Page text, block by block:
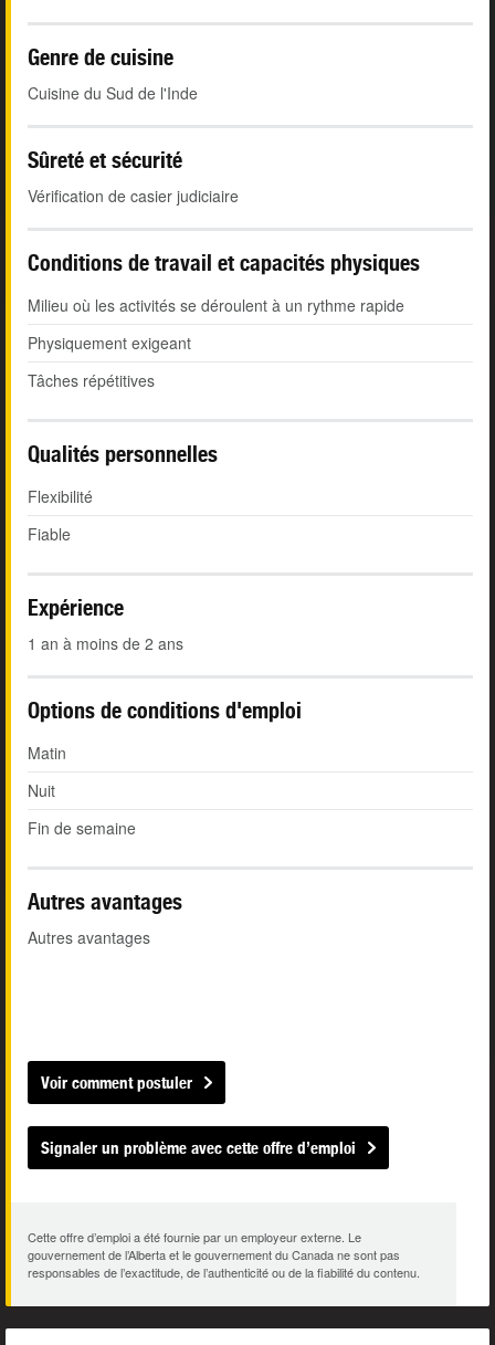
Genre de cuisine
Cuisine du Sud de l'Inde
Sûreté et sécurité
Vérification de casier judiciaire
Conditions de travail et capacités physiques
Milieu où les activités se déroulent à un rythme rapide
Physiquement exigeant
Tâches répétitives
Qualités personnelles
Flexibilité
Fiable
Expérience
1 an à moins de 2 ans
Options de conditions d'emploi
Matin
Nuit
Fin de semaine
Autres avantages
Autres avantages
Voir comment postuler
Signaler un problème avec cette offre d’emploi
Cette offre d’emploi a été fournie par un employeur externe. Le
gouvernement de l’Alberta et le gouvernement du Canada ne sont pas
responsables de l’exactitude, de l’authenticité ou de la fiabilité du contenu.